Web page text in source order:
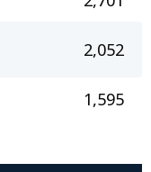
2,052
1,595